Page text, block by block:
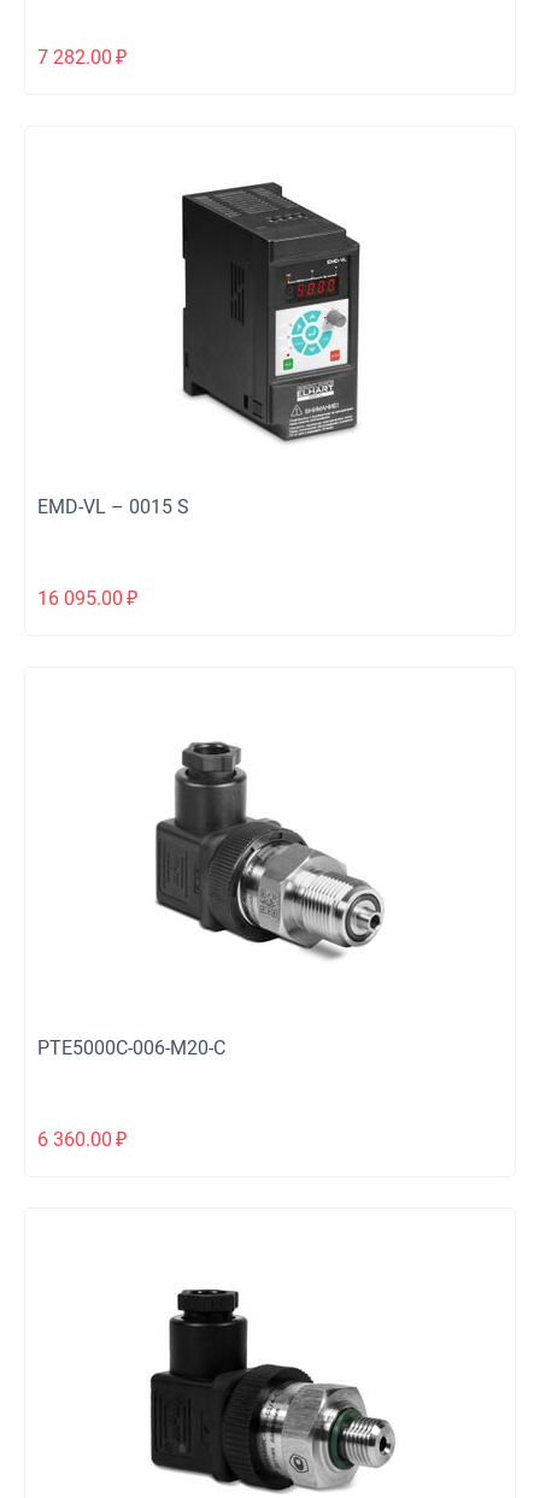
7 282.00 ₽
EMD-VL – 0015 S
16 095.00 ₽
PTE5000C-006-M20-C
6 360.00 ₽